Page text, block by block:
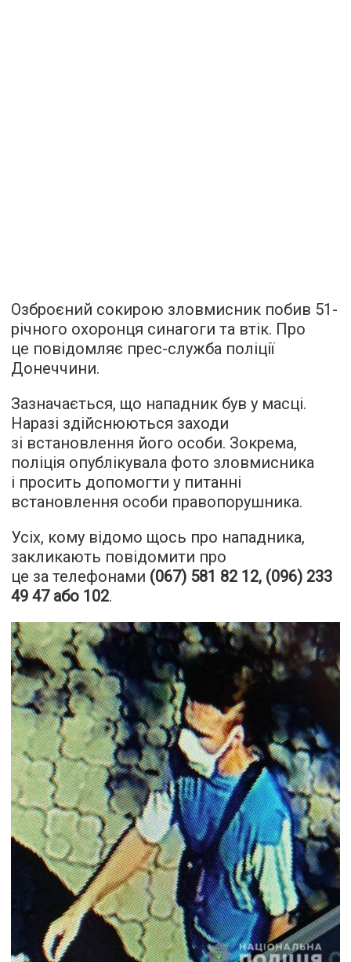
Озброєний сокирою зловмисник побив 51-
річного охоронця синагоги та втік. Про
це повідомляє прес-служба поліції
Донеччини.
Зазначається, що нападник був у масці.
Наразі здійснюються заходи
зі встановлення його особи. Зокрема,
поліція опублікувала фото зловмисника
і просить допомогти у питанні
встановлення особи правопорушника.
Усіх, кому відомо щось про нападника,
закликають повідомити про
це за телефонами (067) 581 82 12, (096) 233
49 47 або 102.